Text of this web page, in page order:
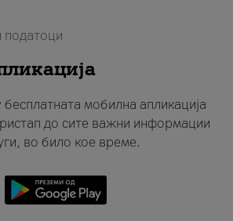
податоци
мобилна апликација
до сите важни информации
во било кое време.